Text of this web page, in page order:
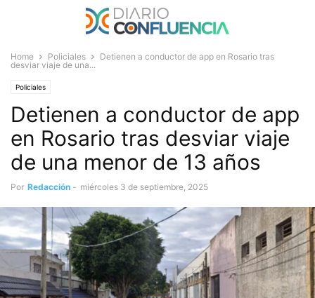
Home Policiales
Detienen a conductor de app en Rosario tras
desviar viaje de una...
Policiales
Detienen a conductor de app
en Rosario tras desviar viaje
de una menor de 13 años
Por Redacción - miércoles 3 de septiembre, 2025